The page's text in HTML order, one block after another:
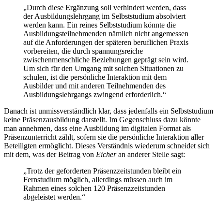
„Durch diese Ergänzung soll verhindert werden, dass
der Ausbildungslehrgang im Selbststudium absolviert
werden kann. Ein reines Selbststudium könnte die
Ausbildungsteilnehmenden nämlich nicht angemessen
auf die Anforderungen der späteren beruflichen Praxis
vorbereiten, die durch spannungsreiche
zwischenmenschliche Beziehungen geprägt sein wird.
Um sich für den Umgang mit solchen Situationen zu
schulen, ist die persönliche Interaktion mit dem
Ausbilder und mit anderen Teilnehmenden des
Ausbildungslehrgangs zwingend erforderlich.“
Danach ist unmissverständlich klar, dass jedenfalls ein Selbststudium
keine Präsenzausbildung darstellt. Im Gegenschluss dazu könnte
man annehmen, dass eine Ausbildung im digitalen Format als
Präsenzunterricht zählt, sofern sie die persönliche Interaktion aller
Beteiligten ermöglicht. Dieses Verständnis wiederum schneidet sich
mit dem, was der Beitrag von Eicheran anderer Stelle sagt:
„Trotz der geforderten Präsenzzeitstunden bleibt ein
Fernstudium möglich, allerdings müssen auch im
Rahmen eines solchen 120 Präsenzzeitstunden
abgeleistet werden.“